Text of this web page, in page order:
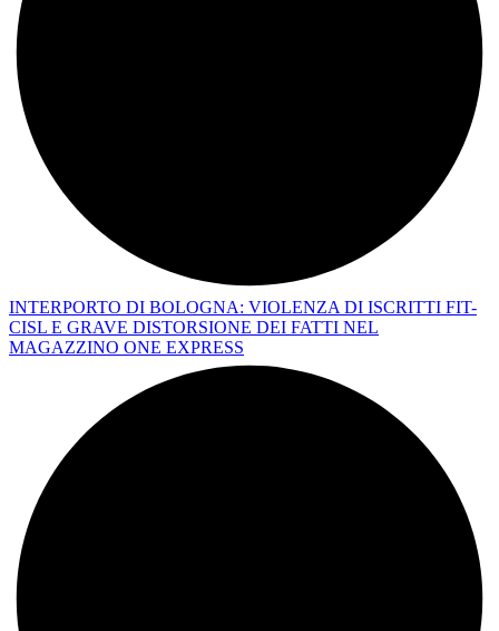
INTERPORTO DI BOLOGNA: VIOLENZA DI ISCRITTI FIT-
CISL E GRAVE DISTORSIONE DEI FATTI NEL
MAGAZZINO ONE EXPRESS